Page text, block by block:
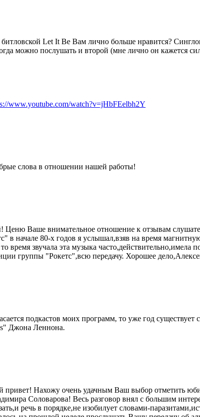
Let It Be Вам лично больше нравится?
можно послушать и второй (мне лично он кажется
www.youtube.com/watch?v=jHbFEelbh2Y
слова в отношении нашей работы!
Ценю Ваше внимательное отношение к отзывам
в начале 80-х годов я услышал,взяв на время
время звучала эта музыка
группы "Рокетс",всю передачу. Хорошее
подкастов моих программ, то уже год
Джона Леннона.
Нахожу очень удачным Ваш выбор отметить
Соловарова! Весь разговор внял с большим
речь в порядке,не изобилует словами-